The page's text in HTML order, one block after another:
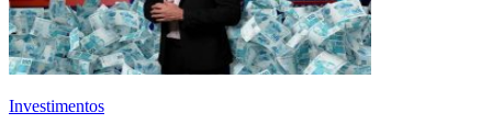
Investimentos